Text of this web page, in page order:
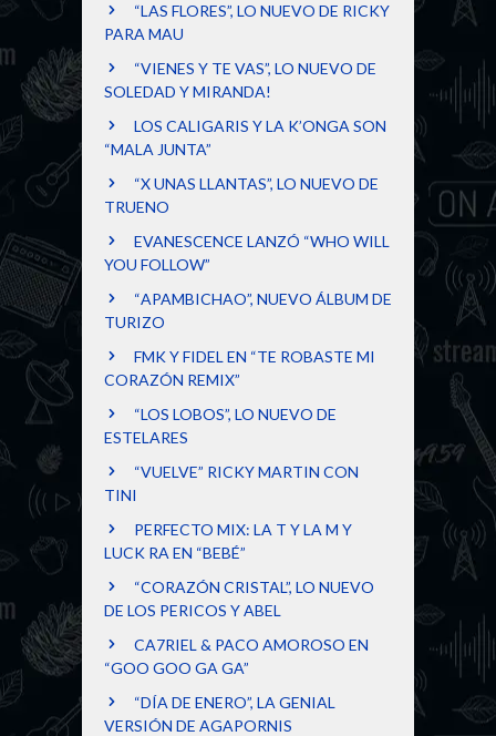
“LAS FLORES”, LO NUEVO DE RICKY
PARA MAU
“VIENES Y TE VAS”, LO NUEVO DE
SOLEDAD Y MIRANDA!
LOS CALIGARIS Y LA K’ONGA SON
“MALA JUNTA”
“X UNAS LLANTAS”, LO NUEVO DE
TRUENO
EVANESCENCE LANZÓ “WHO WILL
YOU FOLLOW”
“APAMBICHAO”, NUEVO ÁLBUM DE
TURIZO
FMK Y FIDEL EN “TE ROBASTE MI
CORAZÓN REMIX”
“LOS LOBOS”, LO NUEVO DE
ESTELARES
“VUELVE” RICKY MARTIN CON
TINI
PERFECTO MIX: LA T Y LA M Y
LUCK RA EN “BEBÉ”
“CORAZÓN CRISTAL”, LO NUEVO
DE LOS PERICOS Y ABEL
CA7RIEL & PACO AMOROSO EN
“GOO GOO GA GA”
“DÍA DE ENERO”, LA GENIAL
VERSIÓN DE AGAPORNIS